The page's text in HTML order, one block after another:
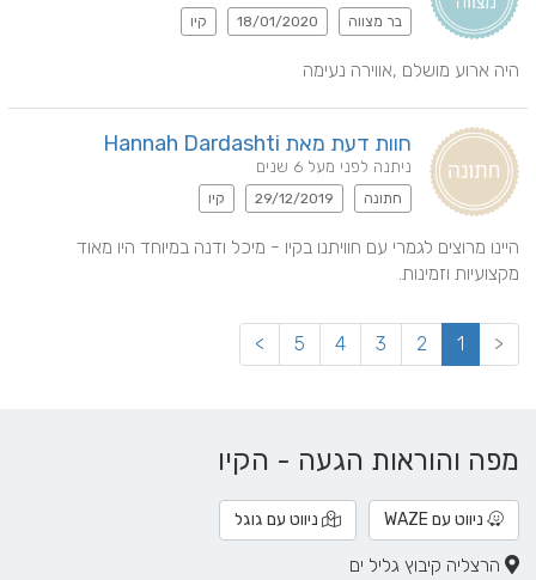
בר מצווה 18/01/2020 קיו
היה ארוע מושלם ,אווירה נעימה
חוות דעת מאת Hannah Dardashti
ניתנה לפני מעל 6 שנים
חתונה 29/12/2019 קיו
מקצועיות וזמינות.
<
1
2
3
4
5
>
מפה והוראות הגעה - הקיו
ניווט עם WAZE ניווט עם גוגל
הרצליה קיבוץ גליל ים